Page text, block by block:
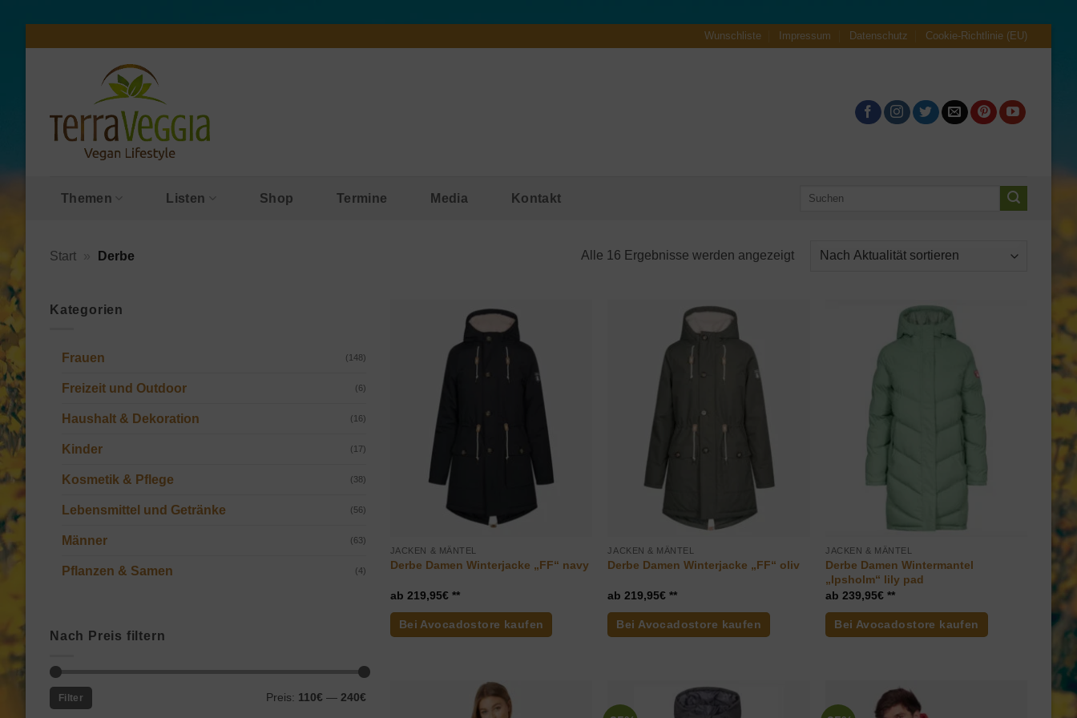
Wunschliste Impressum Datenschutz Cookie-Richtlinie (EU)
Themen Listen Shop Termine Media Kontakt
Suche
Start Derbe Alle 16 Ergebnisse werden angezeigtNach
Kategorien
Frauen (148)
Freizeit und Outdoor (6)
Haushalt & Dekoration (16)
Kinder (17)
Kosmetik & Pflege (38)
Lebensmittel und Getränke (56)
Männer (63)
Pflanzen & Samen (4)
Nach Preis filtern
Min.
Preis
Max.
Preis
Filter Preis: 110€ — 240€
JACKEN & MÄNTEL
Derbe Damen Winterjacke „FF“ navy
219,95€
Bei Avocadostore kaufen
JACKEN & MÄNTEL
Derbe Damen Winterjacke „FF“ oliv
219,95€
Bei Avocadostore kaufen
JACKEN & MÄNTEL
Derbe Damen Wintermantel
„Ipsholm“ lily pad
239,95€
Bei Avocadostore kaufen